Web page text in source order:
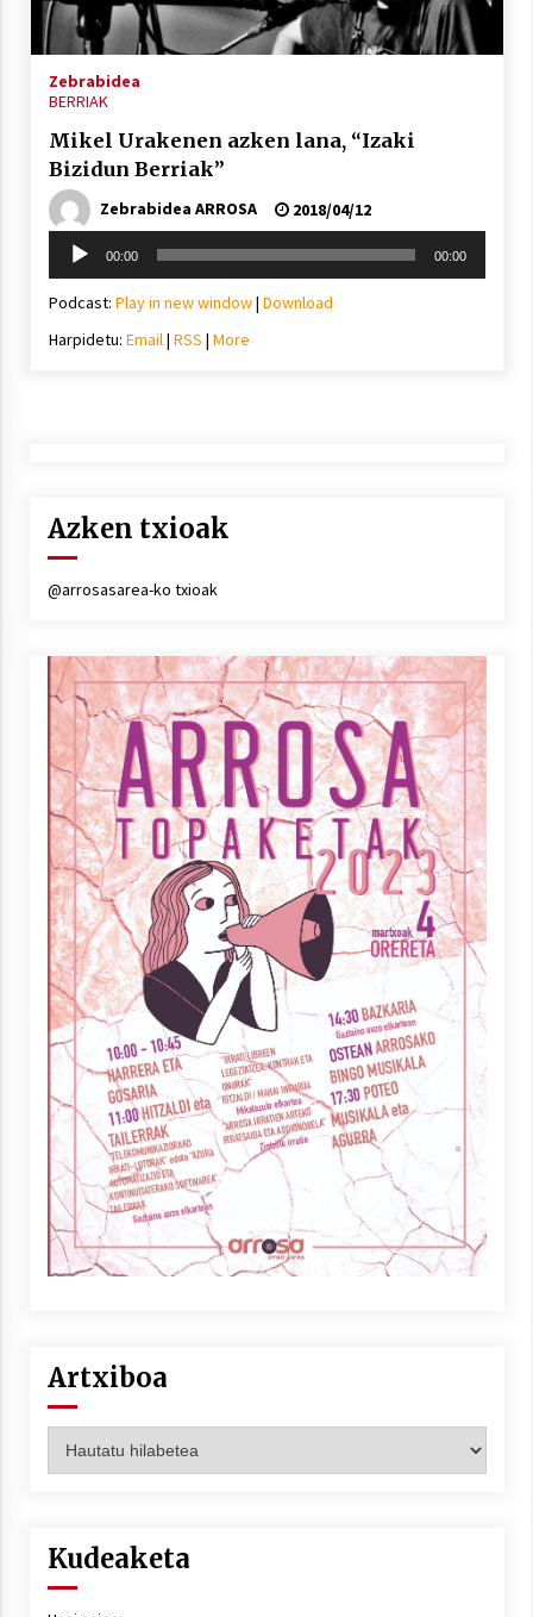
2021/11/25
Mahai-ingurua: irratia, podcastak
eta ondoren zer?
2021/11/12
Arrosa sareko IX. topaketak!
IX. topaketak
2021/10/04
Segura irratian Arrosaren 20 urteez
2021/07/22
Arrosari buruzko erreportaia
2021/07/16
Berria egunkarian elkarrizketa
Arrosaren 20 urteez
2021/07/06
EHZtik
Zebrabidea
BERRIAK
Mikel Urakenen azken lana, “Izaki
Bizidun Berriak”
Zebrabidea ARROSA
2018/04/12
Soinu
erreproduzigailua
00:00 00:00
Podcast: Play in new window| Download
Harpidetu: Email| RSS | More
Azken txioak
@arrosasarea-ko txioak
Artxiboa
Kudeaketa